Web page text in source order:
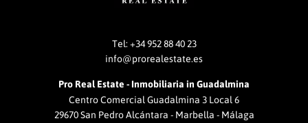
Tel: +34 952 88 40 23
info@prorealestate.es
Pro Real Estate - Inmobiliaria in Guadalmina
Centro Comercial Guadalmina 3 Local 6
29670 San Pedro Alcántara - Marbella - Málaga